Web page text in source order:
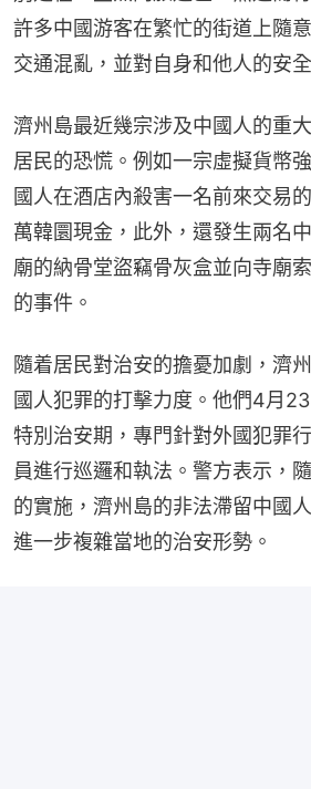
許多中國游客在繁忙的街道上隨
交通混亂，並對自身和他人的安
濟州島最近幾宗涉及中國人的重
居民的恐慌。例如一宗虛擬貨幣
國人在酒店內殺害一名前來交易
萬韓圜現金，此外，還發生兩名
廟的納骨堂盜竊骨灰盒並向寺廟
的事件。
隨着居民對治安的擔憂加劇，濟
國人犯罪的打擊力度。他們4月
特別治安期，專門針對外國犯罪
員進行巡邏和執法。警方表示，
的實施，濟州島的非法滯留中國
進一步複雜當地的治安形勢。